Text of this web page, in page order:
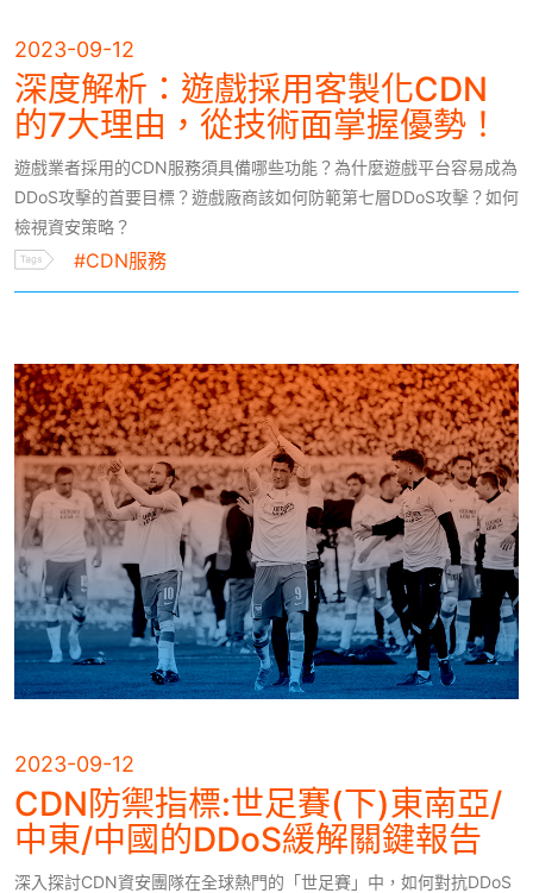
2023-09-12
深度解析：遊戲採用客製化CDN
的7大理由，從技術面掌握優勢！
遊戲業者採用的CDN服務須具備哪些功能？為什麼遊戲平台容易成為
DDoS攻擊的首要目標？遊戲廠商該如何防範第七層DDoS攻擊？如何
檢視資安策略？
#CDN服務
2023-09-12
CDN防禦指標:世足賽(下)東南亞/
中東/中國的DDoS緩解關鍵報告
深入探討CDN資安團隊在全球熱門的「世足賽」中，如何對抗DDoS